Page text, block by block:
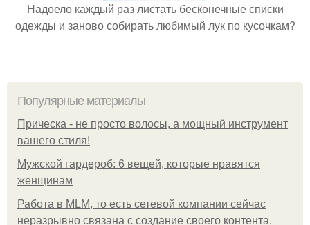
Надоело каждый раз листать бесконечные списки
одежды и заново собирать любимый лук по кусочкам?
Популярные материалы
Прическа - не просто волосы, а мощный инструмент
вашего стиля!
Мужской гардероб: 6 вещей, которые нравятся
женщинам
Работа в MLM, то есть сетевой компании сейчас
неразрывно связана с создание своего контента,